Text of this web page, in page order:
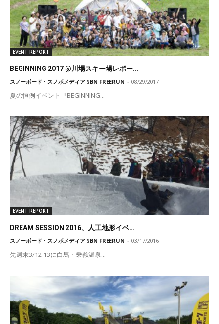
EVENT REPORT
BEGINNING 2017 @川場スキー場レポー...
スノーボード・スノボメディア SBN FREERUN - 08/29/2017
夏の恒例イベント『BEGINNING...
EVENT REPORT
DREAM SESSION 2016、人工地形イベ...
スノーボード・スノボメディア SBN FREERUN - 03/17/2016
先週末3/12-13に白馬・乗鞍温泉...